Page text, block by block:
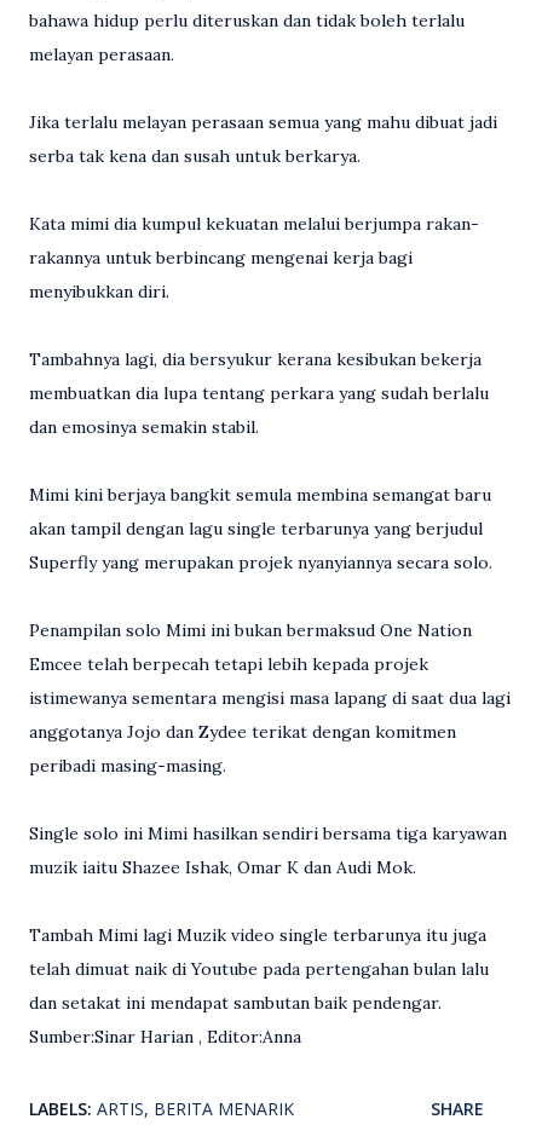
bahawa hidup perlu diteruskan dan tidak boleh terlalu
melayan perasaan.
Jika terlalu melayan perasaan semua yang mahu dibuat jadi
serba tak kena dan susah untuk berkarya.
Kata mimi dia kumpul kekuatan melalui berjumpa rakan-
rakannya untuk berbincang mengenai kerja bagi
menyibukkan diri.
Tambahnya lagi, dia bersyukur kerana kesibukan bekerja
membuatkan dia lupa tentang perkara yang sudah berlalu
dan emosinya semakin stabil.
Mimi kini berjaya bangkit semula membina semangat baru
akan tampil dengan lagu single terbarunya yang berjudul
Superfly yang merupakan projek nyanyiannya secara solo.
Penampilan solo Mimi ini bukan bermaksud One Nation
Emcee telah berpecah tetapi lebih kepada projek
istimewanya sementara mengisi masa lapang di saat dua lagi
anggotanya Jojo dan Zydee terikat dengan komitmen
peribadi masing-masing.
Single solo ini Mimi hasilkan sendiri bersama tiga karyawan
muzik iaitu Shazee Ishak, Omar K dan Audi Mok.
Tambah Mimi lagi Muzik video single terbarunya itu juga
telah dimuat naik di Youtube pada pertengahan bulan lalu
dan setakat ini mendapat sambutan baik pendengar.
Sumber:Sinar Harian , Editor:Anna
LABELS: ARTIS BERITA MENARIK SHARE